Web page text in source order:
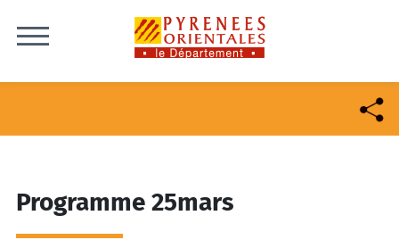
Programme 25mars